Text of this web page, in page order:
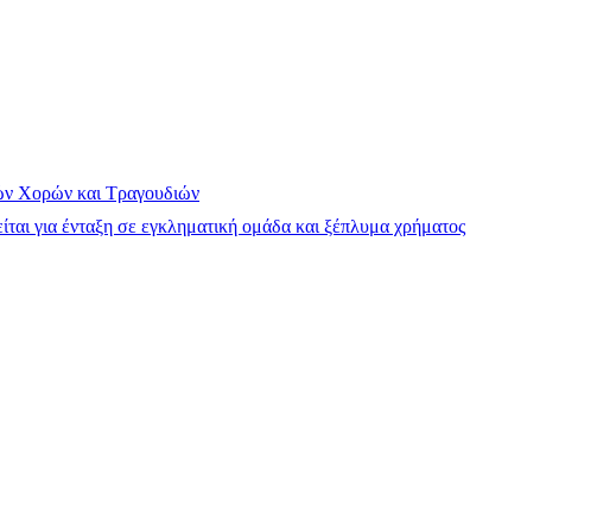
Χορών και Τραγουδιών
για ένταξη σε εγκληματική ομάδα και ξέπλυμα χρήματος